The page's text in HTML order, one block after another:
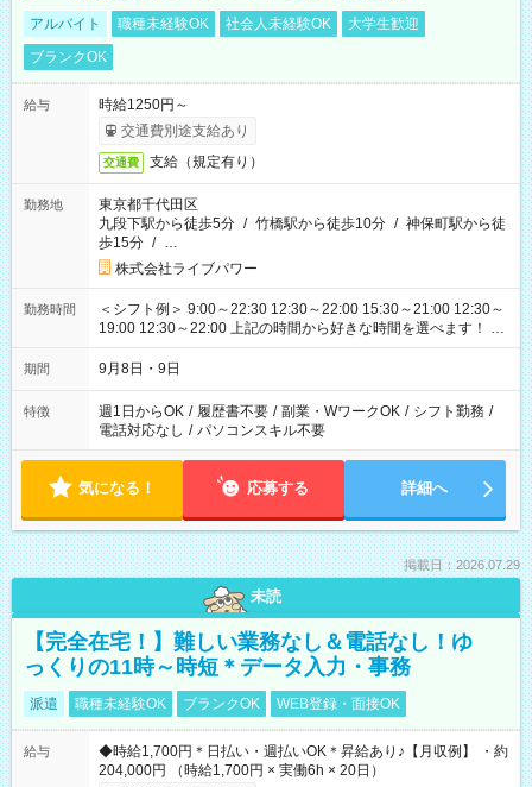
アルバイト 職種未経験OK 社会人未経験OK
大学生歓迎
ブランクOK
給与
時給1250円～
交通費別途支給あり
交通費 支給（規定有り）
勤務地
東京都千代田区
九段下駅から徒歩5分 / 竹橋駅から徒歩10分 / 神保町駅から徒
歩15分 / …
株式会社ライブパワー
勤務時間
＜シフト例＞ 9:00～22:30 12:30～22:00 15:30～21:00 12:30～
19:00 12:30～22:00 上記の時間から好きな時間を選べます！ ※
時間は変更となる可能性があります
期間 9月8日・9日
特徴 週1日からOK / 履歴書不要 / 副業・WワークOK / シフト勤務 /
電話対応なし / パソコンスキル不要
気になる！ 応募する 詳細へ
掲載日：2026.07.29
未読
【完全在宅！】難しい業務なし＆電話なし！ゆ
っくりの11時～時短＊データ入力・事務
派遣 職種未経験OK ブランクOK WEB登録・面接OK
給与
◆時給1,700円＊日払い・週払いOK＊昇給あり♪【月収例】 ・約
204,000円 （時給1,700円 × 実働6h × 20日）